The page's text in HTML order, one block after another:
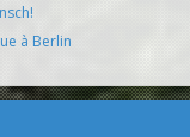
à Berlin